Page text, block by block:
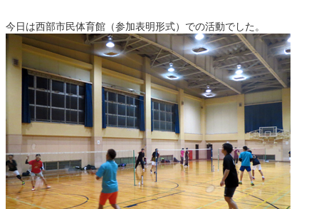
今日は西部市民体育館（参加表明形式）での活動でした。